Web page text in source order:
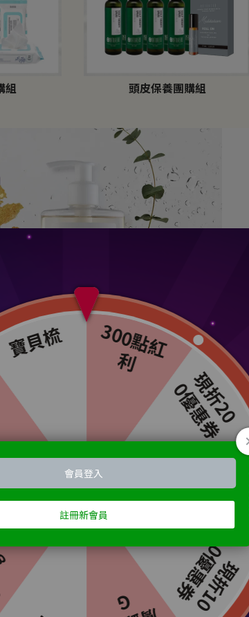
組 頭皮保養團購組
8 Most Popular Teas
林 銀離子私密
抽 36入
NT$5,400
(團購) Naturero植淨林 抗菌防蟎
Plus+濃縮洗衣膠囊(10G*20顆) 20入
NT$2,680 NT$5,000